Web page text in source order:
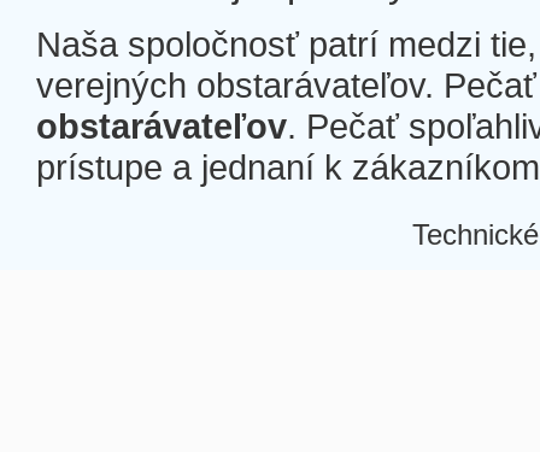
Naša spoločnosť patrí medzi
verejných obstarávateľov.
obstarávateľov. Pečať
prístupe a jednaní k